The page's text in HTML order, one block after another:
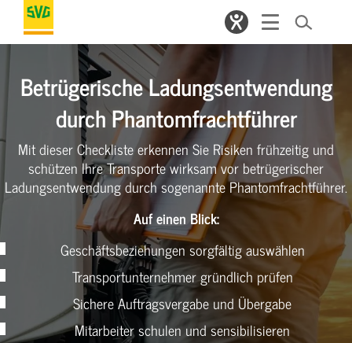
Betrügerische Ladungsentwendung
durch Phantomfrachtführer
Mit dieser Checkliste erkennen Sie Risiken frühzeitig und
schützen Ihre Transporte wirksam vor betrügerischer
Ladungsentwendung durch sogenannte Phantomfrachtführer.
Auf einen Blick:
Geschäftsbeziehungen sorgfältig auswählen
Transportunternehmer gründlich prüfen
Sichere Auftragsvergabe und Übergabe
Mitarbeiter schulen und sensibilisieren